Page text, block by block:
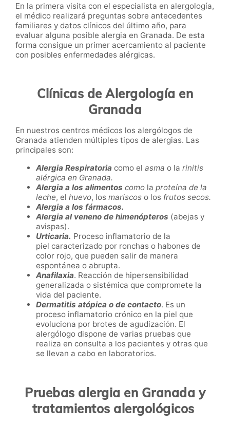
En la primera visita con el especialista en alergología,
el médico realizará preguntas sobre antecedentes
familiares y datos clínicos del último año, para
evaluar alguna posible alergia en Granada. De esta
forma consigue un primer acercamiento al paciente
con posibles enfermedades alérgicas.
Clínicas de Alergología en
Granada
En nuestros centros médicos los alergólogos de
Granada atienden múltiples tipos de alergias. Las
principales son:
Alergia Respiratoria como el asma o la rinitis
alérgica en Granada.
Alergia a los alimentos como la proteína de la
leche, el huevo, los mariscos o los frutos secos.
Alergia a los fármacos.
Alergia al veneno de himenópteros (abejas y
avispas).
Urticaria. Proceso inflamatorio de la
piel caracterizado por ronchas o habones de
color rojo, que pueden salir de manera
espontánea o abrupta.
Anafilaxia. Reacción de hipersensibilidad
generalizada o sistémica que compromete la
vida del paciente.
Dermatitis atópica o de contacto. Es un
proceso inflamatorio crónico en la piel que
evoluciona por brotes de agudización. El
alergólogo dispone de varias pruebas que
realiza en consulta a los pacientes y otras que
se llevan a cabo en laboratorios.
Pruebas alergia en Granada y
tratamientos alergológicos